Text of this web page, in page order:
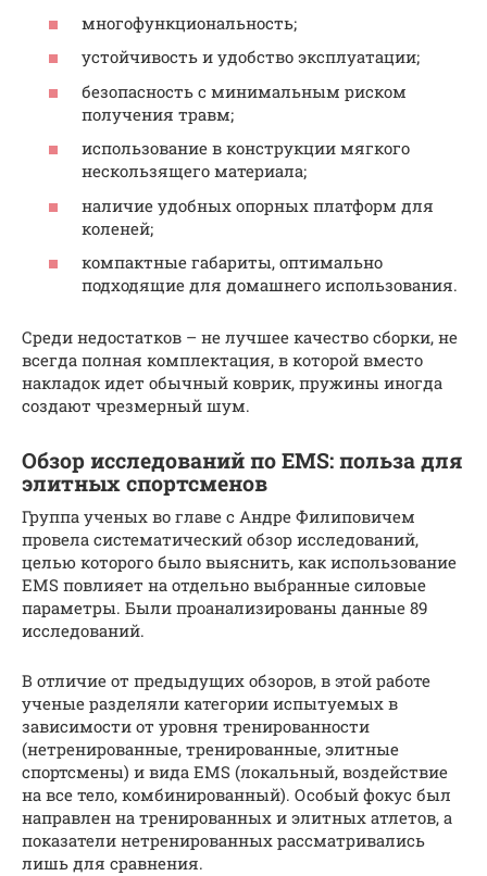
многофункциональность;
устойчивость и удобство эксплуатации;
безопасность с минимальным риском
получения травм;
использование в конструкции мягкого
нескользящего материала;
наличие удобных опорных платформ для
коленей;
компактные габариты, оптимально
подходящие для домашнего использования.
Среди недостатков – не лучшее качество сборки, не
всегда полная комплектация, в которой вместо
накладок идет обычный коврик, пружины иногда
создают чрезмерный шум.
Обзор исследований по EMS: польза для
элитных спортсменов
Группа ученых во главе с Андре Филиповичем
провела систематический обзор исследований,
целью которого было выяснить, как использование
EMS повлияет на отдельно выбранные силовые
параметры. Были проанализированы данные 89
исследований.
В отличие от предыдущих обзоров, в этой работе
ученые разделяли категории испытуемых в
зависимости от уровня тренированности
(нетренированные, тренированные, элитные
спортсмены) и вида EMS (локальный, воздействие
на все тело, комбинированный). Особый фокус был
направлен на тренированных и элитных атлетов, а
показатели нетренированных рассматривались
лишь для сравнения.